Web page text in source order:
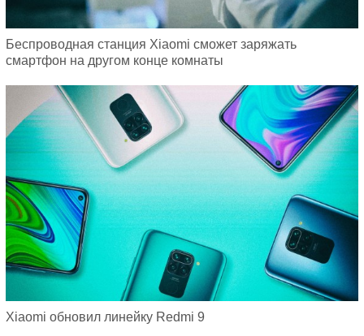
Беспроводная станция Xiaomi сможет заряжать
смартфон на другом конце комнаты
Xiaomi обновил линейку Redmi 9